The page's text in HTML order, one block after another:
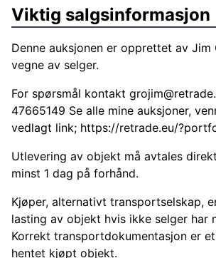
Viktig salgsinformasjon
Denne auksjonen er opprettet av Jim
vegne av selger.
For spørsmål kontakt
47665149 Se alle mine auksjoner,
vedlagt link; https://retrade.eu/
Utlevering av objekt må avtales
minst 1 dag på forhånd.
Kjøper, alternativt transportselskap,
lasting av objekt hvis ikke selger har
Korrekt transportdokumentasjon er
hentet kjøpt objekt.